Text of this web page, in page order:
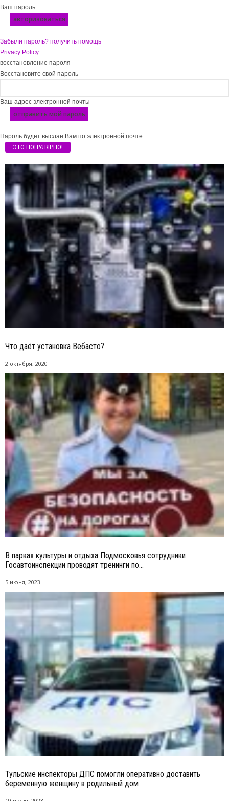
Ваш пароль
Забыли пароль? получить помощь
Privacy Policy
восстановление пароля
Восстановите свой пароль
Ваш адрес электронной почты
Пароль будет выслан Вам по электронной почте.
ЭТО ПОПУЛЯРНО!
Что даёт установка Вебасто?
2 октября, 2020
В парках культуры и отдыха Подмосковья сотрудники
Госавтоинспекции проводят тренинги по...
5 июня, 2023
Тульские инспекторы ДПС помогли оперативно доставить
беременную женщину в родильный дом